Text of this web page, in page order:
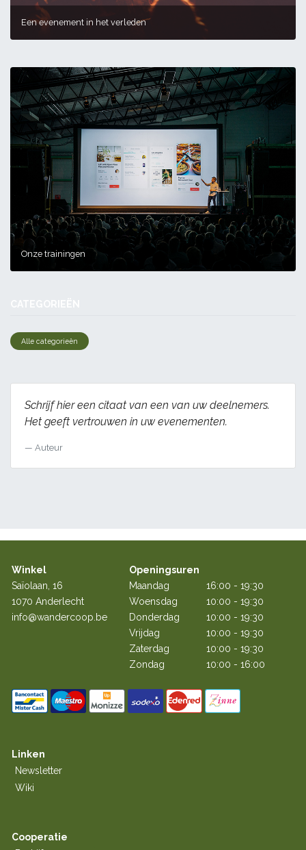
Een evenement in het verleden
Onze trainingen
Alle categorieën
Schrijf hier een citaat van een van uw deelnemers.
Het geeft vertrouwen in uw evenementen.
Auteur
Winkel
Openingsuren
Saïolaan, 16
Maandag
16:00 - 19:30
1070 Anderlecht
Woensdag
10:00 - 19:30
info@wandercoop.be
Donderdag
10:00 - 19:30
Vrijdag
10:00 - 19:30
Zaterdag
10:00 - 19:30
Zondag
10:00 - 16:00
Linken
Newsletter
Wiki
Cooperatie